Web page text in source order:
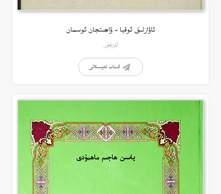
ئاۋازلىق ئوقيا – ۋاھىتجان ئوسمان
ئۇيغۇر
كىتاب تەپسىلاتى